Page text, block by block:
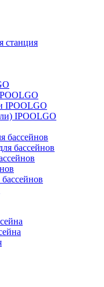
станция
IPOOLGO
IPOOLGO
бассейнов
бассейнов